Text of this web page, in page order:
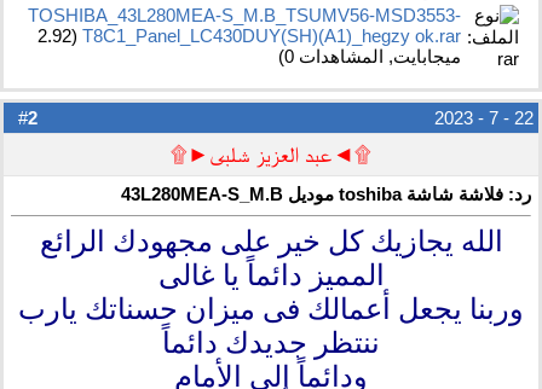
TOSHIBA_43L280MEA-S_M.B_TSUMV56-MSD3553-
T8C1_Panel_LC430DUY(SH)(A1)_hegzy ok.rar‏
(2.92
ميجابايت, المشاهدات 0)
2 22 - 7 - 2023
۩◄عبد العزيز شلبى►۩
رد: فلاشة شاشة toshiba موديل 43L280MEA-S_M.B
الله يجازيك كل خير على مجهودك الرائع
المميز دائماً يا غالى
وربنا يجعل أعمالك فى ميزان حسناتك يارب
ننتظر جديدك دائماً
ودائماً إلى الأمام